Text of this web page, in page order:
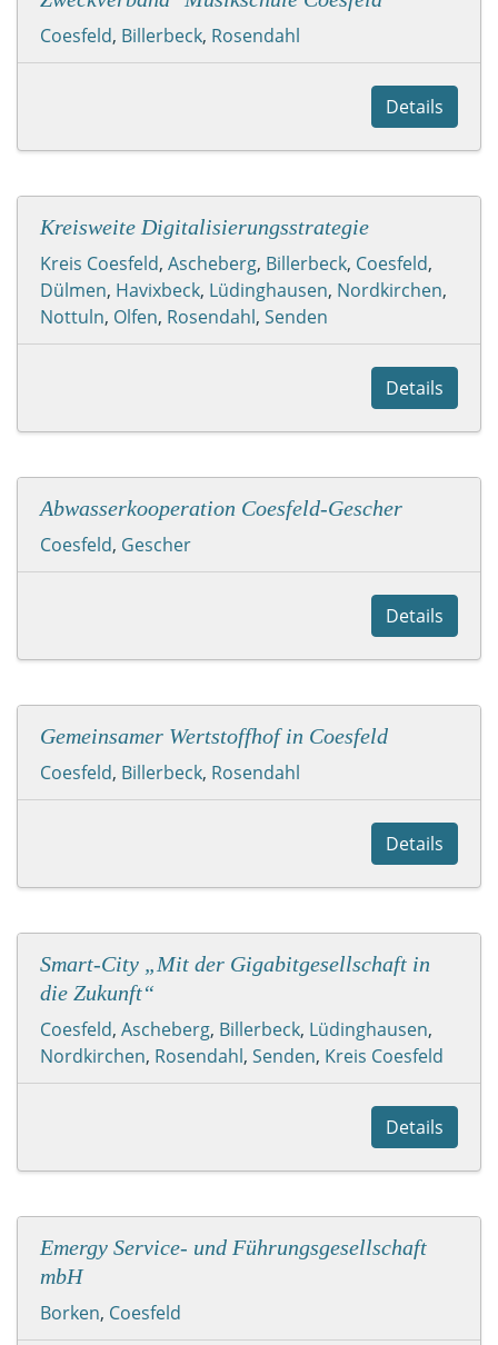
Coesfeld, Billerbeck, Rosendahl
Details
Kreisweite Digitalisierungsstrategie
Kreis Coesfeld, Ascheberg, Billerbeck, Coesfeld,
Dülmen, Havixbeck, Lüdinghausen, Nordkirchen,
Nottuln, Olfen, Rosendahl, Senden
Details
Abwasserkooperation Coesfeld-Gescher
Coesfeld, Gescher
Details
Gemeinsamer Wertstoffhof in Coesfeld
Coesfeld, Billerbeck, Rosendahl
Details
Smart-City „Mit der Gigabitgesellschaft in
die Zukunft“
Coesfeld, Ascheberg, Billerbeck, Lüdinghausen,
Nordkirchen, Rosendahl, Senden, Kreis Coesfeld
Details
Emergy Service- und Führungsgesellschaft
mbH
Borken, Coesfeld